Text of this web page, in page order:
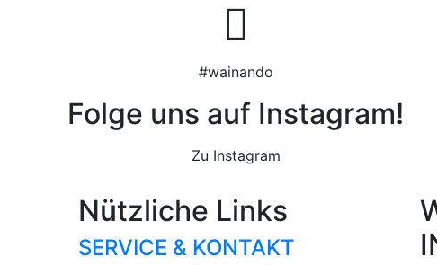
#wainando
Folge uns auf Instagram!
Zu Instagram
Nützliche Links
SERVICE & KONTAKT